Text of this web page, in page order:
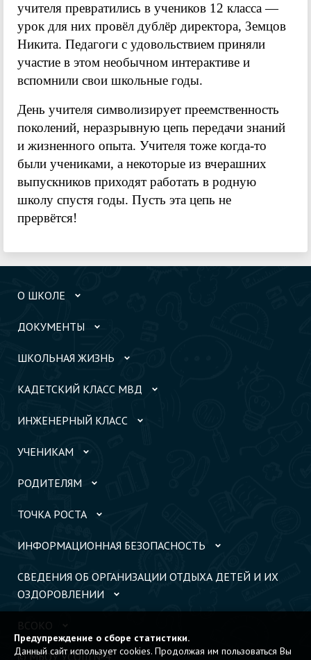
учителя превратились в учеников 12 класса —
урок для них провёл дублёр директора, Земцов
Никита. Педагоги с удовольствием приняли
участие в этом необычном интерактиве и
вспомнили свои школьные годы.
День учителя символизирует преемственность
поколений, неразрывную цепь передачи знаний
и жизненного опыта. Учителя тоже когда-то
были учениками, а некоторые из вчерашних
выпускников приходят работать в родную
школу спустя годы. Пусть эта цепь не
прервётся!
О ШКОЛЕ
ДОКУМЕНТЫ
ШКОЛЬНАЯ ЖИЗНЬ
КАДЕТСКИЙ КЛАСС МВД
ИНЖЕНЕРНЫЙ КЛАСС
УЧЕНИКАМ
РОДИТЕЛЯМ
ТОЧКА РОСТА
ИНФОРМАЦИОННАЯ БЕЗОПАСНОСТЬ
СВЕДЕНИЯ ОБ ОРГАНИЗАЦИИ ОТДЫХА ДЕТЕЙ И ИХ
ОЗДОРОВЛЕНИИ
ВСОКО
© МБОУ УСОШ №4
Предупреждение о сборе статистики.
Данный сайт использует cookies. Продолжая им пользоваться Вы